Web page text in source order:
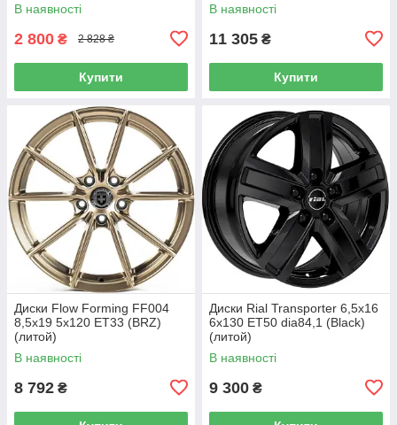
В наявності
2 800 ₴ 2 828 ₴
Купити
В наявності
11 305 ₴
Купити
Диски Flow Forming FF004
8,5x19 5x120 ET33 (BRZ)
(литой)
В наявності
8 792 ₴
Диски Rial Transporter 6,5x16
6x130 ET50 dia84,1 (Black)
(литой)
В наявності
9 300 ₴